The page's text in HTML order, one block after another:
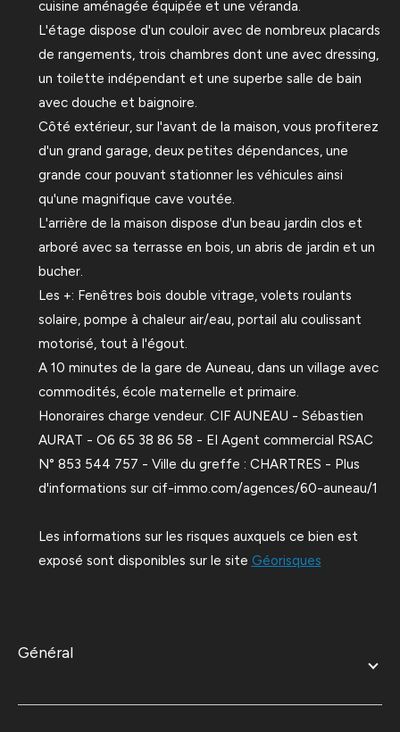
cuisine aménagée équipée et une véranda.
L'étage dispose d'un couloir avec de nombreux placards
de rangements, trois chambres dont une avec dressing,
un toilette indépendant et une superbe salle de bain
avec douche et baignoire.
Côté extérieur, sur l'avant de la maison, vous profiterez
d'un grand garage, deux petites dépendances, une
grande cour pouvant stationner les véhicules ainsi
qu'une magnifique cave voutée.
L'arrière de la maison dispose d'un beau jardin clos et
arboré avec sa terrasse en bois, un abris de jardin et un
bucher.
Les +: Fenêtres bois double vitrage, volets roulants
solaire, pompe à chaleur air/eau, portail alu coulissant
motorisé, tout à l'égout.
A 10 minutes de la gare de Auneau, dans un village avec
commodités, école maternelle et primaire.
Honoraires charge vendeur. CIF AUNEAU - Sébastien
AURAT - O6 65 38 86 58 - EI Agent commercial RSAC
N° 853 544 757 - Ville du greffe : CHARTRES - Plus
d'informations sur cif-immo.com/agences/60-auneau/1
Les informations sur les risques auxquels ce bien est
exposé sont disponibles sur le site Géorisques
général